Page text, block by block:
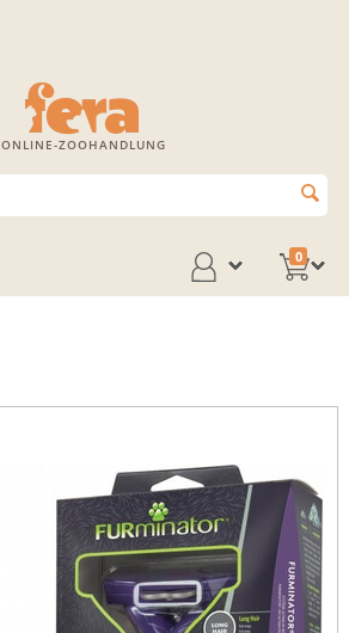
ONLINE-ZOOHANDLUNG
0